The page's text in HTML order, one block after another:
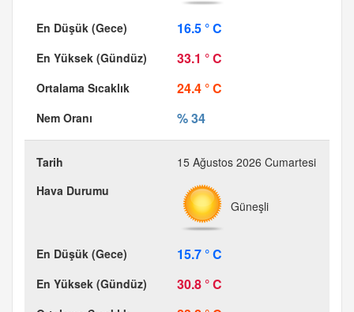
16.5 ° C
33.1 ° C
24.4 ° C
% 34
15 Ağustos 2026 Cumartesi
Güneşli
15.7 ° C
30.8 ° C